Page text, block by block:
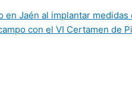
en Jaén al implantar
con el VI Certamen de